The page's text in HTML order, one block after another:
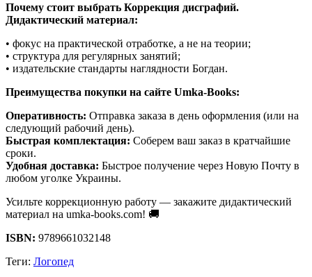
Почему стоит выбрать Коррекция дисграфий.
Дидактический материал:
• фокус на практической отработке, а не на теории;
• структура для регулярных занятий;
• издательские стандарты наглядности Богдан.
Преимущества покупки на сайте Umka-Books:
Оперативность: Отправка заказа в день оформления (или на
следующий рабочий день).
Быстрая комплектация: Соберем ваш заказ в кратчайшие
сроки.
Удобная доставка: Быстрое получение через Новую Почту в
любом уголке Украины.
Усильте коррекционную работу — закажите дидактический
материал на umka-books.com! 🚚
ISBN: 9789661032148
Теги: Логопед